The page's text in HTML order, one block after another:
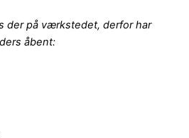
der på værkstedet, derfor har
åbent: